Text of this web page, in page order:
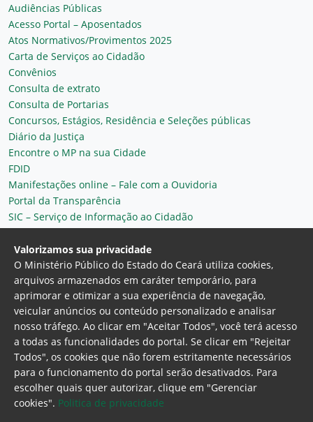
Audiências Públicas
Acesso Portal – Aposentados
Atos Normativos/Provimentos 2025
Carta de Serviços ao Cidadão
Convênios
Consulta de extrato
Consulta de Portarias
Concursos, Estágios, Residência e Seleções públicas
Diário da Justiça
Encontre o MP na sua Cidade
FDID
Manifestações online – Fale com a Ouvidoria
Portal da Transparência
SIC – Serviço de Informação ao Cidadão
Plantão MP do Ceará
Secretaria Geral
Ministério Público do Estado do Ceará
Procuradoria Geral de Justiça Av. Gen. Afonso
Albuquerque Lima, 130 - Cambeba - CEP:
Valorizamos sua privacidade
O Ministério Público do Estado do Ceará utiliza cookies,
arquivos armazenados em caráter temporário, para
aprimorar e otimizar a sua experiência de navegação,
veicular anúncios ou conteúdo personalizado e analisar
nosso tráfego. Ao clicar em "Aceitar Todos", você terá acesso
a todas as funcionalidades do portal. Se clicar em "Rejeitar
Todos", os cookies que não forem estritamente necessários
para o funcionamento do portal serão desativados. Para
escolher quais quer autorizar, clique em "Gerenciar
cookies". Politica de privacidade